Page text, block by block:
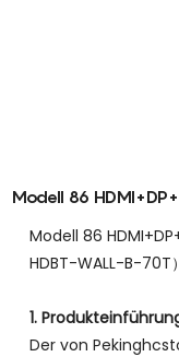
Modell 86
Modell 86
HDBT-WALL-B-70T）
1.
Der von